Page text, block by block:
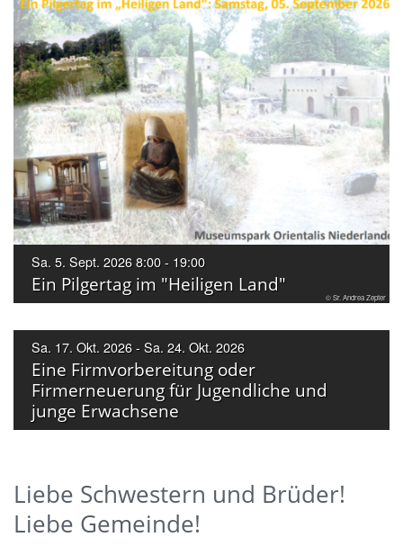
Sa. 5. Sept. 2026 8:00 - 19:00
Ein Pilgertag im "Heiligen Land"
© Sr. Andrea Zepter
Sa. 17. Okt. 2026 - Sa. 24. Okt. 2026
Eine Firmvorbereitung oder
Firmerneuerung für Jugendliche und
junge Erwachsene
Liebe Schwestern und Brüder!
Liebe Gemeinde!